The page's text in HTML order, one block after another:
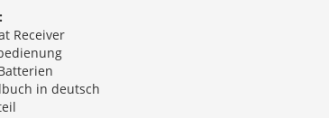
Receiver
in deutsch